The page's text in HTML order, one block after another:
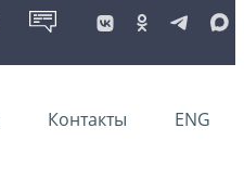
Контакты ENG